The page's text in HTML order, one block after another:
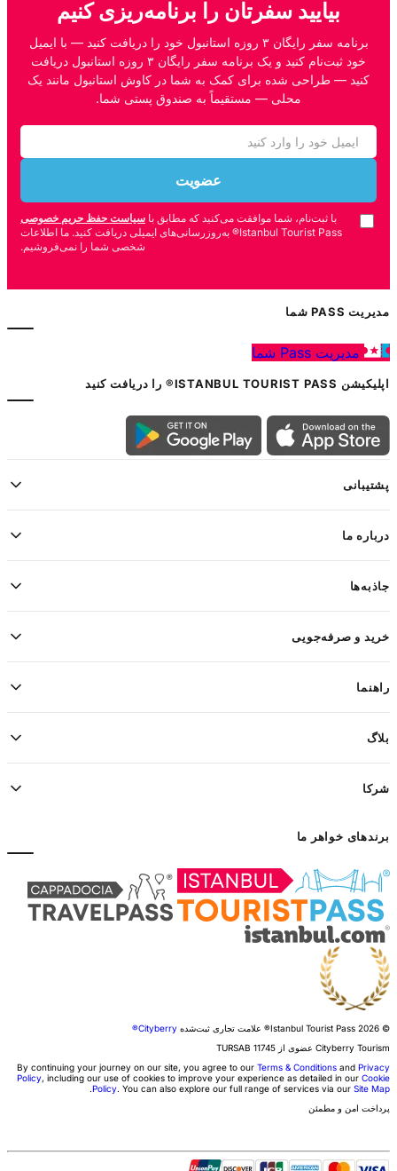
بیایید سفرتان را برنامه‌ریزی کنیم
برنامه سفر رایگان ۳ روزه استانبول خود را دریافت کنید — با ایمیل
خود ثبت‌نام کنید و یک برنامه سفر رایگان ۳ روزه استانبول دریافت
کنید — طراحی شده برای کمک به شما در کاوش استانبول مانند یک
محلی — مستقیماً به صندوق پستی شما.
عضویت
با ثبت‌نام، شما موافقت می‌کنید که مطابق با سیاست حفظ حریم خصوصی
Istanbul Tourist Pass® به‌روزرسانی‌های ایمیلی دریافت کنید. ما اطلاعات
شخصی شما را نمی‌فروشیم.
مدیریت PASS شما
مدیریت Pass شما
اپلیکیشن ISTANBUL TOURIST PASS® را دریافت کنید
پشتیبانی
درباره ما
جاذبه‌ها
خرید و صرفه‌جویی
راهنما
بلاگ
شرکا
برندهای خواهر ما
© 2026 Istanbul Tourist Pass® علامت تجاری ثبت‌شده Cityberry®
Cityberry Tourism عضوی از
TURSAB 11745
By continuing your journey on our site, you agree to our Terms & Conditions and Privacy
Policy, including our use of cookies to improve your experience as detailed in our Cookie
Policy. You can also explore our full range of services via our Site Map
.
پرداخت امن و مطمئن